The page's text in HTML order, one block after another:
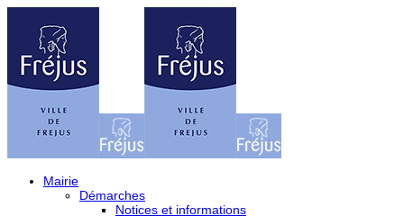
Mairie
Démarches
Notices et informations